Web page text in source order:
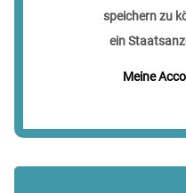
speichern zu
ein
Meine